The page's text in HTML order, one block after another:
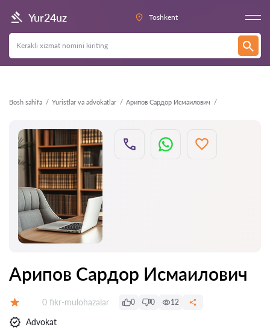
Yur24uz Toshkent
Bosh sahifa Yuristlar va advokatlar Арипов Сардор Исмаилович
Orqaga
Арипов Сардор Исмаилович
Fikrlar:
0 fikr-mulohazalar 0 0 12
Advokat